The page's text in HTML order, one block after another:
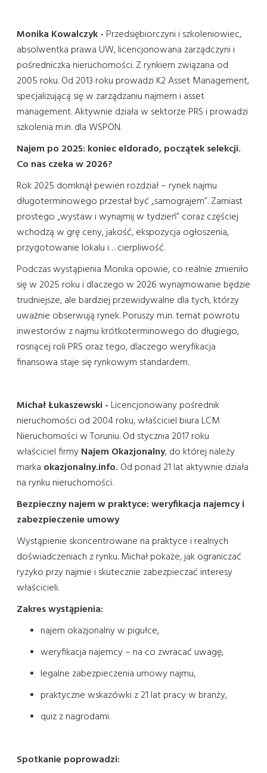
Monika Kowalczyk - Przedsiębiorczyni i szkoleniowiec,
absolwentka prawa UW, licencjonowana zarządczyni i
pośredniczka nieruchomości. Z rynkiem związana od
2005 roku. Od 2013 roku prowadzi K2 Asset Management,
specjalizującą się w zarządzaniu najmem i asset
management. Aktywnie działa w sektorze PRS i prowadzi
szkolenia m.in. dla WSPON.
Najem po 2025: koniec eldorado, początek selekcji.
Co nas czeka w 2026?
Rok 2025 domknął pewien rozdział – rynek najmu
długoterminowego przestał być „samograjem”. Zamiast
prostego „wystaw i wynajmij w tydzień” coraz częściej
wchodzą w grę ceny, jakość, ekspozycja ogłoszenia,
przygotowanie lokalu i… cierpliwość.
Podczas wystąpienia Monika opowie, co realnie zmieniło
się w 2025 roku i dlaczego w 2026 wynajmowanie będzie
trudniejsze, ale bardziej przewidywalne dla tych, którzy
uważnie obserwują rynek. Poruszy m.in. temat powrotu
inwestorów z najmu krótkoterminowego do długiego,
rosnącej roli PRS oraz tego, dlaczego weryfikacja
finansowa staje się rynkowym standardem.
Michał Łukaszewski - Licencjonowany pośrednik
nieruchomości od 2004 roku, właściciel biura LCM
Nieruchomości w Toruniu. Od stycznia 2017 roku
właściciel firmyNajem Okazjonalny, do której należy
marka okazjonalny.info. Od ponad 21 lat aktywnie działa
na rynku nieruchomości.
Bezpieczny najem w praktyce: weryfikacja najemcy i
zabezpieczenie umowy
Wystąpienie skoncentrowane na praktyce i realnych
doświadczeniach z rynku. Michał pokaże, jak ograniczać
ryzyko przy najmie i skutecznie zabezpieczać interesy
właścicieli.
Zakres wystąpienia:
najem okazjonalny w pigułce,
weryfikacja najemcy – na co zwracać uwagę,
legalne zabezpieczenia umowy najmu,
praktyczne wskazówki z 21 lat pracy w branży,
quiz z nagrodami.
Spotkanie poprowadzi: